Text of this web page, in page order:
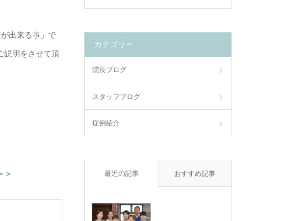
出来る事」で
説明をさせて頂
＞
カテゴリー
院長ブログ
スタッフブログ
症例紹介
最近の記事 おすすめ記事